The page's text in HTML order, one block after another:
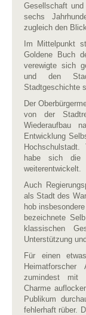
Gesellschaft
sechs
zugleich den
Im Mittelpunkt
Goldene Buch
verewigte sich
und den
Stadtgeschichte
Der
von der
Wiederaufbau
Entwicklung
habe sich die
weiterentwickelt.
Auch
als Stadt des
hob
bezeichnete
klassischen
Unterstützung
Für einen
zumindest mit
Charme
Publikum
fehlerhaft rüber.